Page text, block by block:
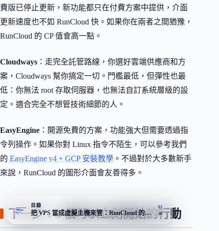
費版已停止更新，新功能都只在付費方案中提供，介面
更新速度也不如 RunCloud 快。如果你在兩者之間猶豫，
RunCloud 的 CP 值會高一點。
Cloudways ：走完全託管路線，你選好雲端供應商和方
案，Cloudways 幫你搞定一切。門檻最低，但彈性也最
低：你無法 root 存取伺服器，也無法自訂系統層級的設
定。適合完全不想管技術細節的人。
EasyEngine ：開源免費的方案，功能強大但需要透過指
令列操作。如果你對 Linux 指令不陌生，可以參考我們
的 EasyEngine v4 + GCP 安裝教學 。不過對於大多數新手
來說，RunCloud 的圖形介面會友善得多。
下一步：3 個可以立刻開始的行動
目錄
把 VPS 當成虛擬主機來管：RunCloud 的切入點
01
20